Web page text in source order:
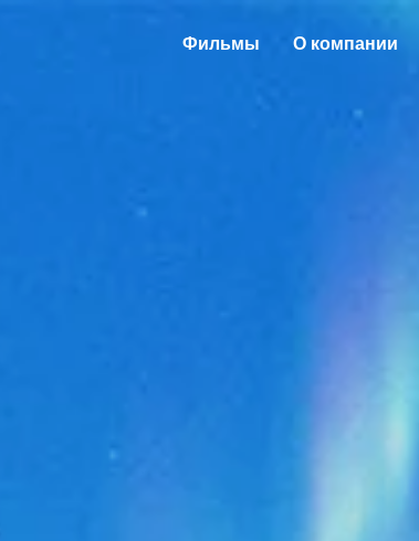
Фильмы О компании